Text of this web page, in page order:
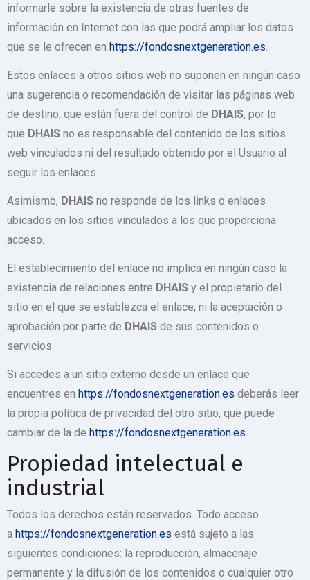
informarle sobre la existencia de otras fuentes de
información en Internet con las que podrá ampliar los datos
que se le ofrecen en https://fondosnextgeneration.es.
Estos enlaces a otros sitios web no suponen en ningún caso
una sugerencia o recomendación de visitar las páginas web
de destino, que están fuera del control de DHAIS, por lo
que DHAIS no es responsable del contenido de los sitios
web vinculados ni del resultado obtenido por el Usuario al
seguir los enlaces.
Asimismo, DHAIS no responde de los links o enlaces
ubicados en los sitios vinculados a los que proporciona
acceso.
El establecimiento del enlace no implica en ningún caso la
existencia de relaciones entre DHAIS y el propietario del
sitio en el que se establezca el enlace, ni la aceptación o
aprobación por parte de DHAIS de sus contenidos o
servicios.
Si accedes a un sitio externo desde un enlace que
encuentres en https://fondosnextgeneration.es deberás leer
la propia política de privacidad del otro sitio, que puede
cambiar de la de https://fondosnextgeneration.es.
Propiedad intelectual e
industrial
Todos los derechos están reservados. Todo acceso
a https://fondosnextgeneration.es está sujeto a las
siguientes condiciones: la reproducción, almacenaje
permanente y la difusión de los contenidos o cualquier otro